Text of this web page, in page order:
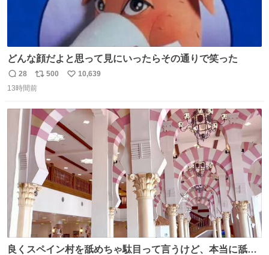
どんな顔だよと思って見にいったらその通りで笑った
返
信
28
リ
ポ
ト
数
500
い
10,639
13時間前
良くスペイン村を舐めちゃ駄目って言うけど、本当に舐め